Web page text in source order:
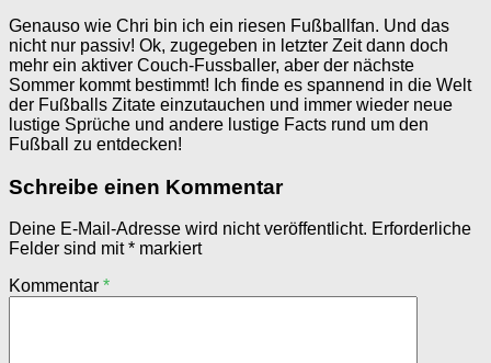
Genauso wie Chri bin ich ein riesen Fußballfan. Und das
nicht nur passiv! Ok, zugegeben in letzter Zeit dann doch
mehr ein aktiver Couch-Fussballer, aber der nächste
Sommer kommt bestimmt! Ich finde es spannend in die Welt
der Fußballs Zitate einzutauchen und immer wieder neue
lustige Sprüche und andere lustige Facts rund um den
Fußball zu entdecken!
Schreibe einen Kommentar
Deine E-Mail-Adresse wird nicht veröffentlicht. Erforderliche
Felder sind mit* markiert
Kommentar *